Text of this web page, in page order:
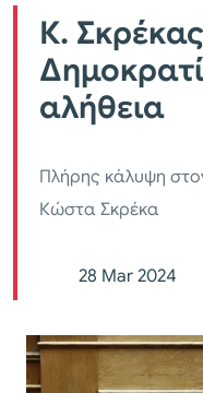
Κ.
αλήθεια
Πλήρης κάλυψη
Κώστα Σκρέκα
28 Mar 2024